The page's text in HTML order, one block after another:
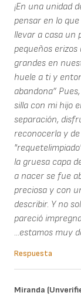
¡En una unidad
pensar en lo
llevar a casa un
pequeños
grandes en
huele a ti y
abandona”
silla con mi hijo
separación,
reconocerla y
la gruesa capa
a nacer se fue
preciosa y con
describir. Y no
pareció
...estamos muy
Respuesta
Miranda